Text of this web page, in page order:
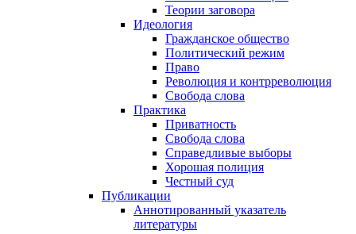
Теории заговора
Идеология
Гражданское общество
Политический режим
Право
Революция и контрреволюция
Свобода слова
Практика
Приватность
Свобода слова
Справедливые выборы
Хорошая полиция
Честный суд
Публикации
Аннотированный указатель
литературы